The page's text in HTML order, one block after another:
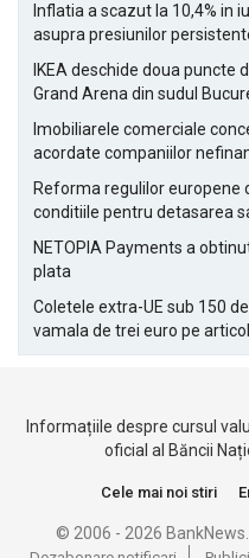
Inflatia a scazut la 10,4% in
asupra presiunilor
IKEA deschide doua puncte
Grand Arena din sudul
Imobiliarele comerciale
acordate companiilor
Reforma regulilor europene
conditiile pentru detasarea
NETOPIA Payments a
plata
Coletele extra-UE sub 150
vamala de trei euro pe
Informațiile despre cursul
oficial al Băncii
Cele mai noi stiri
© 2006 - 2026